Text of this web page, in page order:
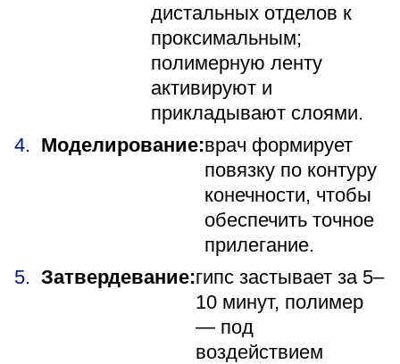
дистальных отделов к
проксимальным;
полимерную ленту
активируют и
прикладывают слоями.
Моделирование:врач формирует
повязку по контуру
конечности, чтобы
обеспечить точное
прилегание.
Затвердевание:гипс застывает за 5–
10 минут, полимер
— под
воздействием